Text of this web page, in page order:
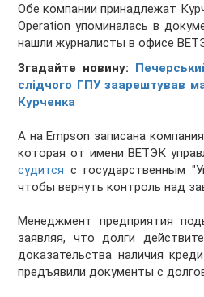
Обе компании принадлежат
Operation упоминалась в
нашли журналисты в офисе
Згадайте новину:
слідчого ГПУ заарештував
Курченка
А на Empson записана
которая от имени ВЕТЭК
судится с государственным
чтобы вернуть контроль над
Менеджмент предприятия
заявляя, что долги
доказательства наличия
предъявили документы с